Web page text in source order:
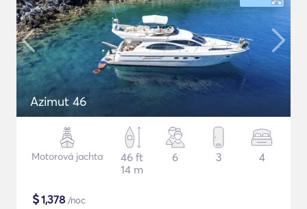
Azimut 46
Motorová jachta
46 ft
14 m
6 3 4
$1,378 /noc